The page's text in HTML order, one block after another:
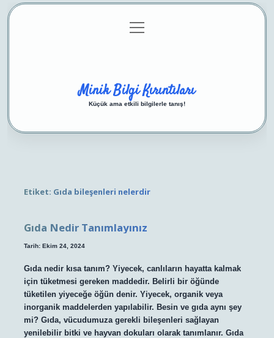
Gizlilik Politikası
menüyü
aç
Minik Bilgi Kırıntıları
Küçük ama etkili bilgilerle tanış!
Etiket: Gıda bileşenleri nelerdir
Gıda Nedir Tanımlayınız
Tarih: Ekim 24, 2024
Gıda nedir kısa tanım? Yiyecek, canlıların hayatta kalmak
için tüketmesi gereken maddedir. Belirli bir öğünde
tüketilen yiyeceğe öğün denir. Yiyecek, organik veya
inorganik maddelerden yapılabilir. Besin ve gıda aynı şey
mi? Gıda, vücudumuza gerekli bileşenleri sağlayan
yenilebilir bitki ve hayvan dokuları olarak tanımlanır. Gıda